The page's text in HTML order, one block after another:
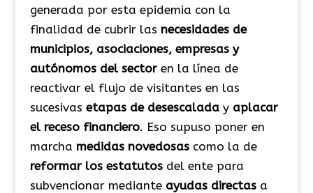
generada por esta epidemia con la
finalidad de cubrir las necesidades de
municipios, asociaciones, empresas y
autónomos del sectoren la línea de
reactivar el flujo de visitantes en las
sucesivas etapas de desescaladay aplacar
el receso financiero. Eso supuso poner en
marcha medidas novedosascomo la de
reformar los estatutosdel ente para
subvencionar mediante ayudas directasa